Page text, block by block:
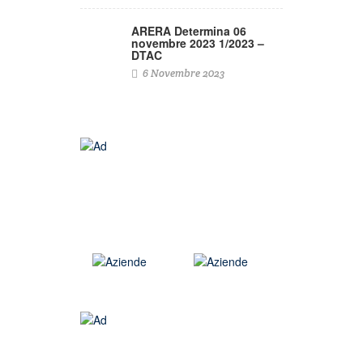
ARERA Determina 06
novembre 2023 1/2023 –
DTAC
6 Novembre 2023